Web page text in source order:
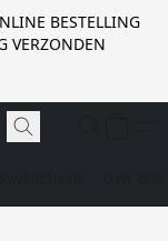
BESTELLING
VERZONDEN